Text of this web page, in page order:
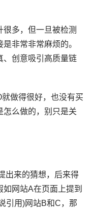
多，但一旦被检测
非常非常麻烦的。
、创意吸引高质量链
做得很好，也没有买
怎么做的，别只是关
出来的猜想，后来得
网站A在页面上提到
引用)网站B和C，那